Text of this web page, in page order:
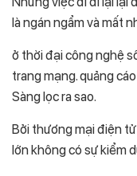
là ngán ngẩm và mất
ở thời đại công nghệ
trang mạng. quảng
Sàng lọc ra sao.
Bởi thương mại điện
lớn không có sự kiểm